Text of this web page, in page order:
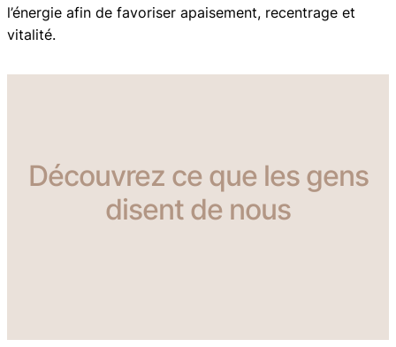
l’énergie afin de favoriser apaisement, recentrage et
vitalité.
Découvrez ce que les gens
disent de nous